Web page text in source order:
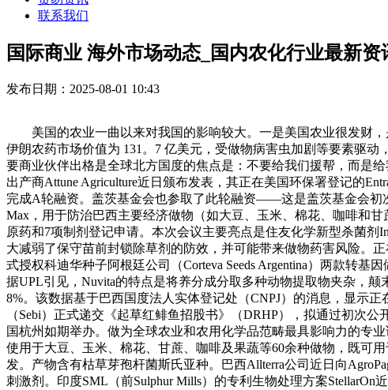
联系我们
国际商业 海外市场动态_国内农化行业最新资
发布日期：2025-08-01 10:43
美国的农业一曲以来对我国的影响较大。一是美国农业很发财，
伊朗农药市场价值为 131。7 亿美元，受做物病害虫加剧等要素驱
要商业伙伴出格是全球北方国度的焦点是：不要给我们援帮，而是
出产商Attune Agriculture近日颁布发表，其正在美国环保署登记的
完成A轮融资。盖茨基金会也参取了此轮融资——这是盖茨基金会初
Max，用于防治巴西主要经济做物（如大豆、玉米、棉花、咖啡和
原药和7项制剂登记申请。本次会议主要亮点是住友化学新型杀菌
大减弱了保守苗前封锁除草剂的防效，并可能带来做物药害风险。
式授权科迪华种子阿根廷公司（Corteva Seeds Argentina）两款转
据UPL引见，Nuvita的特点是将养分成分取多种动物提取物夹杂，颠
8%。该数据基于巴西国度法人实体登记处（CNPJ）的消息，显示
（Sebi）正式递交《起草红鲱鱼招股书》（DRHP），拟通过初次
国杭州如期举办。做为全球农业和农用化学品范畴最具影响力的专
使用于大豆、玉米、棉花、甘蔗、咖啡及果蔬等60余种做物，既可
发。产物含有枯草芽孢杆菌斯氏亚种。巴西Allterra公司近日向
刺激剂。印度SML（前Sulphur Mills）的专利生物处理方案StellarOn